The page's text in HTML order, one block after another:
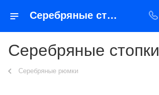
Серебряные стопки
Серебряные стопки
Серебряные рюмки